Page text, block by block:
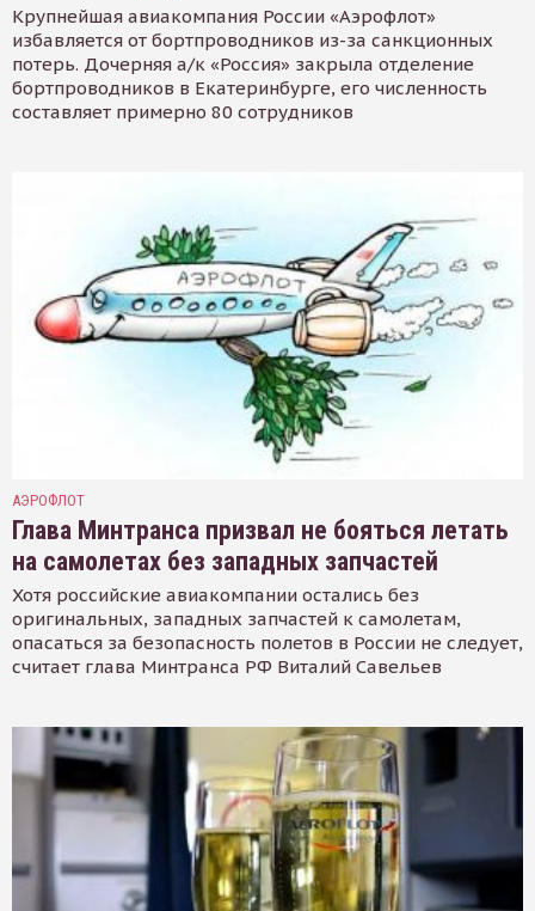
Крупнейшая авиакомпания России «Аэрофлот»
избавляется от бортпроводников из-за санкционных
потерь. Дочерняя а/к «Россия» закрыла отделение
бортпроводников в Екатеринбурге, его численность
составляет примерно 80 сотрудников
АЭРОФЛОТ
Глава Минтранса призвал не бояться летать
на самолетах без западных запчастей
Хотя российские авиакомпании остались без
оригинальных, западных запчастей к самолетам,
опасаться за безопасность полетов в России не следует,
считает глава Минтранса РФ Виталий Савельев